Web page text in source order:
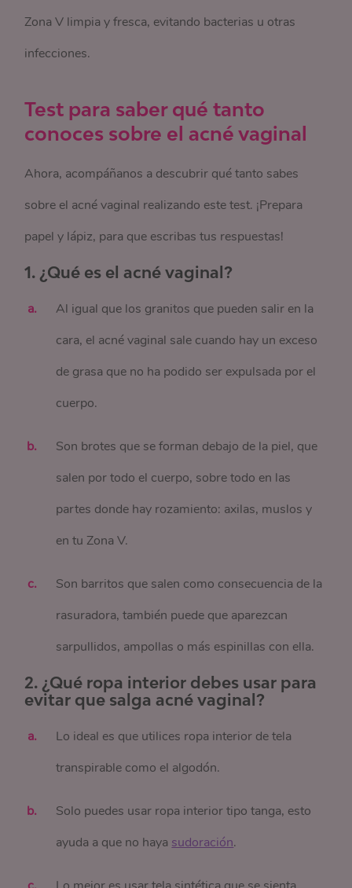
Zona V limpia y fresca, evitando bacterias u otras
infecciones.
Test para saber qué tanto
conoces sobre el acné vaginal
Ahora, acompáñanos a descubrir qué tanto sabes
sobre el acné vaginal realizando este test. ¡Prepara
papel y lápiz, para que escribas tus respuestas!
1. ¿Qué es el acné vaginal?
Al igual que los granitos que pueden salir en la
cara, el acné vaginal sale cuando hay un exceso
de grasa que no ha podido ser expulsada por el
cuerpo.
Son brotes que se forman debajo de la piel, que
salen por todo el cuerpo, sobre todo en las
partes donde hay rozamiento: axilas, muslos y
en tu Zona V.
Son barritos que salen como consecuencia de la
rasuradora, también puede que aparezcan
sarpullidos, ampollas o más espinillas con ella.
2. ¿Qué ropa interior debes usar para
evitar que salga acné vaginal?
Lo ideal es que utilices ropa interior de tela
transpirable como el algodón.
Solo puedes usar ropa interior tipo tanga, esto
ayuda a que no haya sudoración.